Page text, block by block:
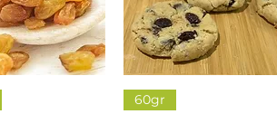
rápida 60gr